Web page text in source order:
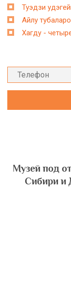
Туэдзи
Айлу
Хагду -
Музей под
Сибири и